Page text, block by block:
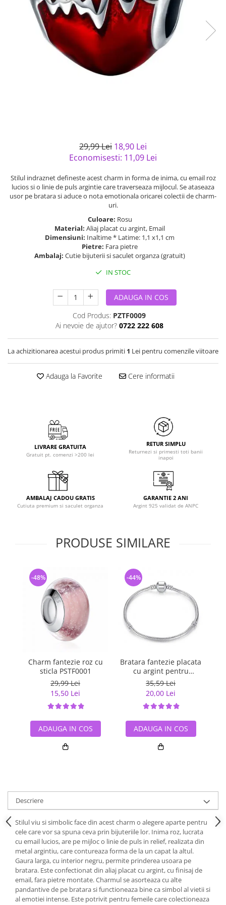
semipretioase
Bijuterii argint placat cu aur
Bijuterii argint cu diverse
Bijuterii argint cu murano
Bijuterii de Lux
Bijuterii gotice si rock
Bijuterii Handmade
Casete si cutii de bijuterii
29,99 Lei 18,90 Lei
Economisesti: 11,09 Lei
Stilul indraznet defineste acest charm in forma de inima, cu email roz
lucios si o linie de puls argintie care traverseaza mijlocul. Se ataseaza
usor pe bratara si aduce o nota emotionala oricarei colectii de charm-
uri.
Culoare: Rosu
Material: Aliaj placat cu argint, Email
Dimensiuni: Inaltime * Latime: 1,1 x1,1 cm
Pietre: Fara pietre
Ambalaj: Cutie bijuterii si saculet organza (gratuit)
IN STOC
ADAUGA IN COS
Cod Produs: PZTF0009
Ai nevoie de ajutor? 0722 222 608
La achizitionarea acestui produs primiti 1 Lei pentru comenzile viitoare
Adauga la Favorite Cere informatii
LIVRARE GRATUITA
Gratuit pt. comenzi >200 lei
RETUR SIMPLU
Returnezi si primesti toti banii
inapoi
AMBALAJ CADOU GRATIS
Cutiuta premium si saculet organza
GARANTIE 2 ANI
Argint 925 validat de ANPC
PRODUSE SIMILARE
Charm fantezie roz cu
sticla PSTF0001
29,99 Lei
15,50 Lei
-48%
ADAUGA IN COS
Bratara fantezie placata
cu argint pentru
talismane BST0002
35,59 Lei
20,00 Lei
-44%
ADAUGA IN COS
Descriere
Stilul viu si simbolic face din acest charm o alegere aparte pentru
cele care vor sa spuna ceva prin bijuteriile lor. Inima roz, lucrata
cu email lucios, are pe mijloc o linie de puls in relief, realizata din
metal argintiu, care contureaza forma de la un capat la altul.
Gaura larga, cu interior negru, permite prinderea usoara pe
bratara. Este confectionat din aliaj placat cu argint, cu finisaj de
email, fara pietre montate. Charmul se asorteaza cu alte
pandantive de pe bratara si functioneaza bine ca simbol al vietii si
al emotiei intense. Este potrivit pentru femeile care colectioneaza